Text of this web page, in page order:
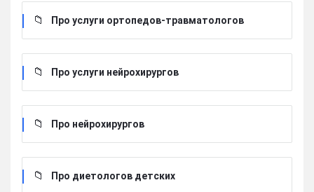
Про услуги ортопедов-травматологов
Про услуги нейрохирургов
Про нейрохирургов
Про диетологов детских